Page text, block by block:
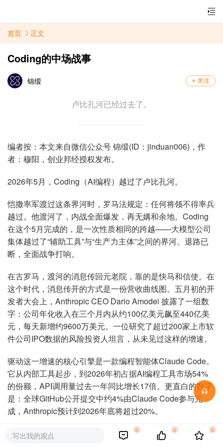
首页 正文
Coding的中场战事
锦缎
卢比孔河已经过去了。
编者按：本文来自微信公众号 锦缎(ID：jinduan006)，作
者：穆阳，创业邦经授权发布。
2026年5月，Coding（AI编程）越过了卢比孔河。
恺撒率军渡过这条界河时，罗马法规定：任何将领不得率兵
越过。他渡河了，内战全面爆发，再无媾和余地。Coding
在这个5月完成的，是一次性质相同的跨越——大模型公司
集体越过了“辅助工具”与“生产力主体”之间的界河。退路已
断，全面战争打响。
在古罗马，渡河的消息传回元老院，靠的是快马和信使。在
这个时代，消息传开的方式是一份营收曲线图。五月初的开
发者大会上，Anthropic CEO Dario Amodei 披露了一组数
字：公司年化收入在三个月内从约100亿美元飙至440亿美
元，每天新增约9600万美元。一位研究了超过200家上市软
件公司IPO数据的风险投资人坦言，从未见过这样的增速。
驱动这一增速的核心引擎是一款编程智能体Claude Code。
它从内部工具起步，到2026年初占据AI编程工具市场54%
的份额，API调用量过去一年同比增长17倍。更直白的数字
是：全球GitHub公开提交中约4%由Claude Code参与完
成，Anthropic预计到2026年底将超过20%。
这是一个堪称“事件视界”式的商业增长故事。Claude Code
写出我的观点
0 0 0